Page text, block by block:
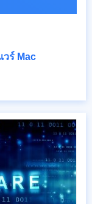
วร์ Mac